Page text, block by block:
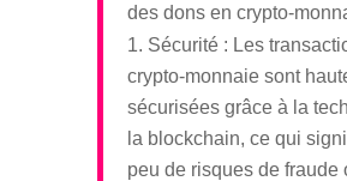
des dons en crypto-
Sécurité : Les
crypto-monnaie sont
sécurisées grâce à la
la blockchain, ce qui
peu de risques de fraude